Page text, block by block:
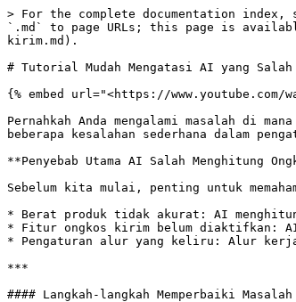
> For the complete documentation
`.md` to page URLs; this page is
kirim.md).
# Tutorial Mudah Mengatasi AI yang
{% embed url="<https://www.youtube.com/
Pernahkah Anda mengalami masalah di
beberapa kesalahan sederhana dalam
**Penyebab Utama AI Salah Menghitung
Sebelum kita mulai, penting untuk
* Berat produk tidak akurat: AI
* Fitur ongkos kirim belum diaktifkan:
* Pengaturan alur yang keliru: Alur
***
#### Langkah-langkah Memperbaiki Masalah